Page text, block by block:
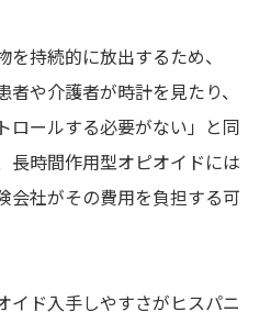
持続的に放出するため、
者や介護者が時計を見たり、
ロールする必要がない」と同
長時間作用型オピオイドには
会社がその費用を負担する可
イド入手しやすさがヒスパニ